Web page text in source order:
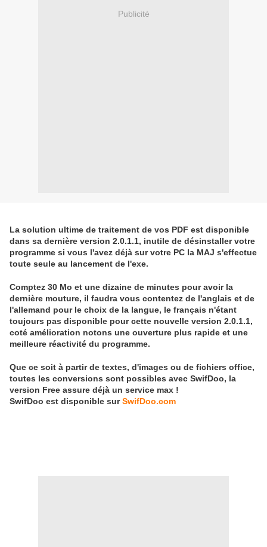
Publicité
La solution ultime de traitement de vos PDF est disponible
dans sa dernière version 2.0.1.1, inutile de désinstaller votre
programme si vous l'avez déjà sur votre PC la MAJ s'effectue
toute seule au lancement de l'exe.
Comptez 30 Mo et une dizaine de minutes pour avoir la
dernière mouture, il faudra vous contentez de l'anglais et de
l'allemand pour le choix de la langue, le français n'étant
toujours pas disponible pour cette nouvelle version 2.0.1.1,
coté amélioration notons une ouverture plus rapide et une
meilleure réactivité du programme.
Que ce soit à partir de textes, d'images ou de fichiers office,
toutes les conversions sont possibles avec SwifDoo, la
version Free assure déjà un service max !
SwifDoo est disponible surSwifDoo.com